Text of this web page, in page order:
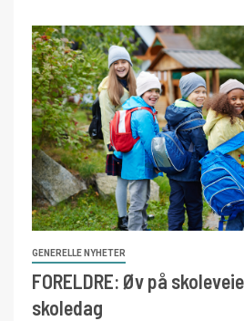
GENERELLE NYHETER
FORELDRE: Øv på
skoledag